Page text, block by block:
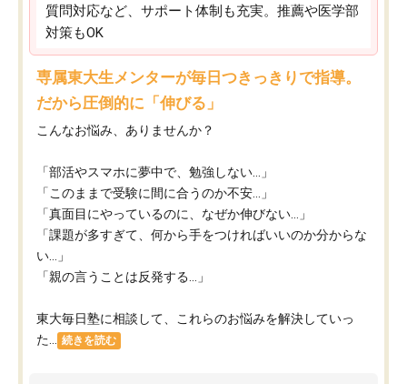
質問対応など、サポート体制も充実。推薦や医学部
対策もOK
専属東大生メンターが毎日つきっきりで指導。
だから圧倒的に「伸びる」
こんなお悩み、ありませんか？
「部活やスマホに夢中で、勉強しない…」
「このままで受験に間に合うのか不安…」
「真面目にやっているのに、なぜか伸びない…」
「課題が多すぎて、何から手をつければいいのか分からな
い…」
「親の言うことは反発する…」
東大毎日塾に相談して、これらのお悩みを解決していっ
た...
続きを読む